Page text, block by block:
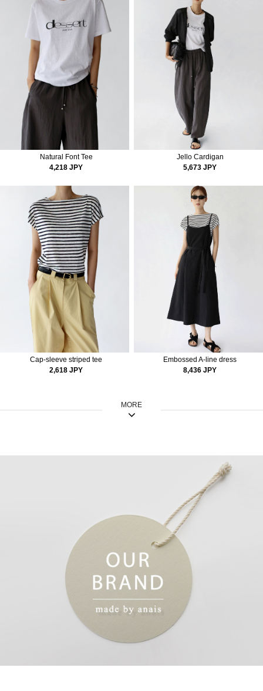
Natural Font Tee
4,218 JPY
Jello Cardigan
5,673 JPY
Cap-sleeve striped tee
2,618 JPY
Embossed A-line dress
8,436 JPY
MORE